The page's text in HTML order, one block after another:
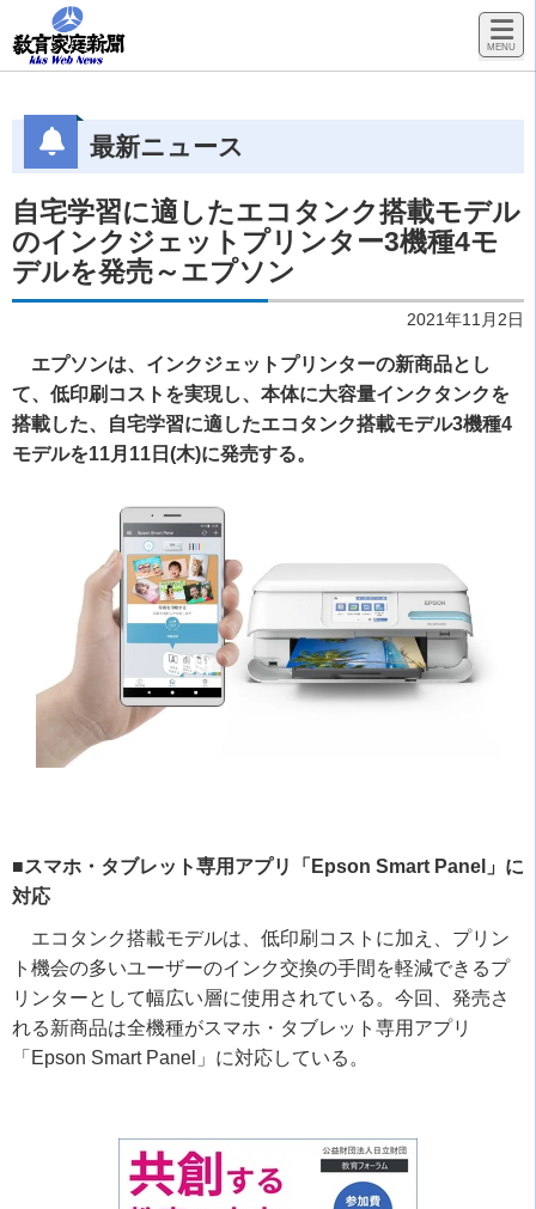
最新ニュース
自宅学習に適したエコタンク搭載モデル
のインクジェットプリンター3機種4モ
デルを発売～エプソン
2021年11月2日
エプソンは、インクジェットプリンターの新商品とし
て、低印刷コストを実現し、本体に大容量インクタンクを
搭載した、自宅学習に適したエコタンク搭載モデル3機種4
モデルを11月11日(木)に発売する。
■スマホ・タブレット専用アプリ「Epson Smart Panel」に
対応
エコタンク搭載モデルは、低印刷コストに加え、プリン
ト機会の多いユーザーのインク交換の手間を軽減できるプ
リンターとして幅広い層に使用されている。今回、発売さ
れる新商品は全機種がスマホ・タブレット専用アプリ
「 Epson Smart Panel 」に対応している。